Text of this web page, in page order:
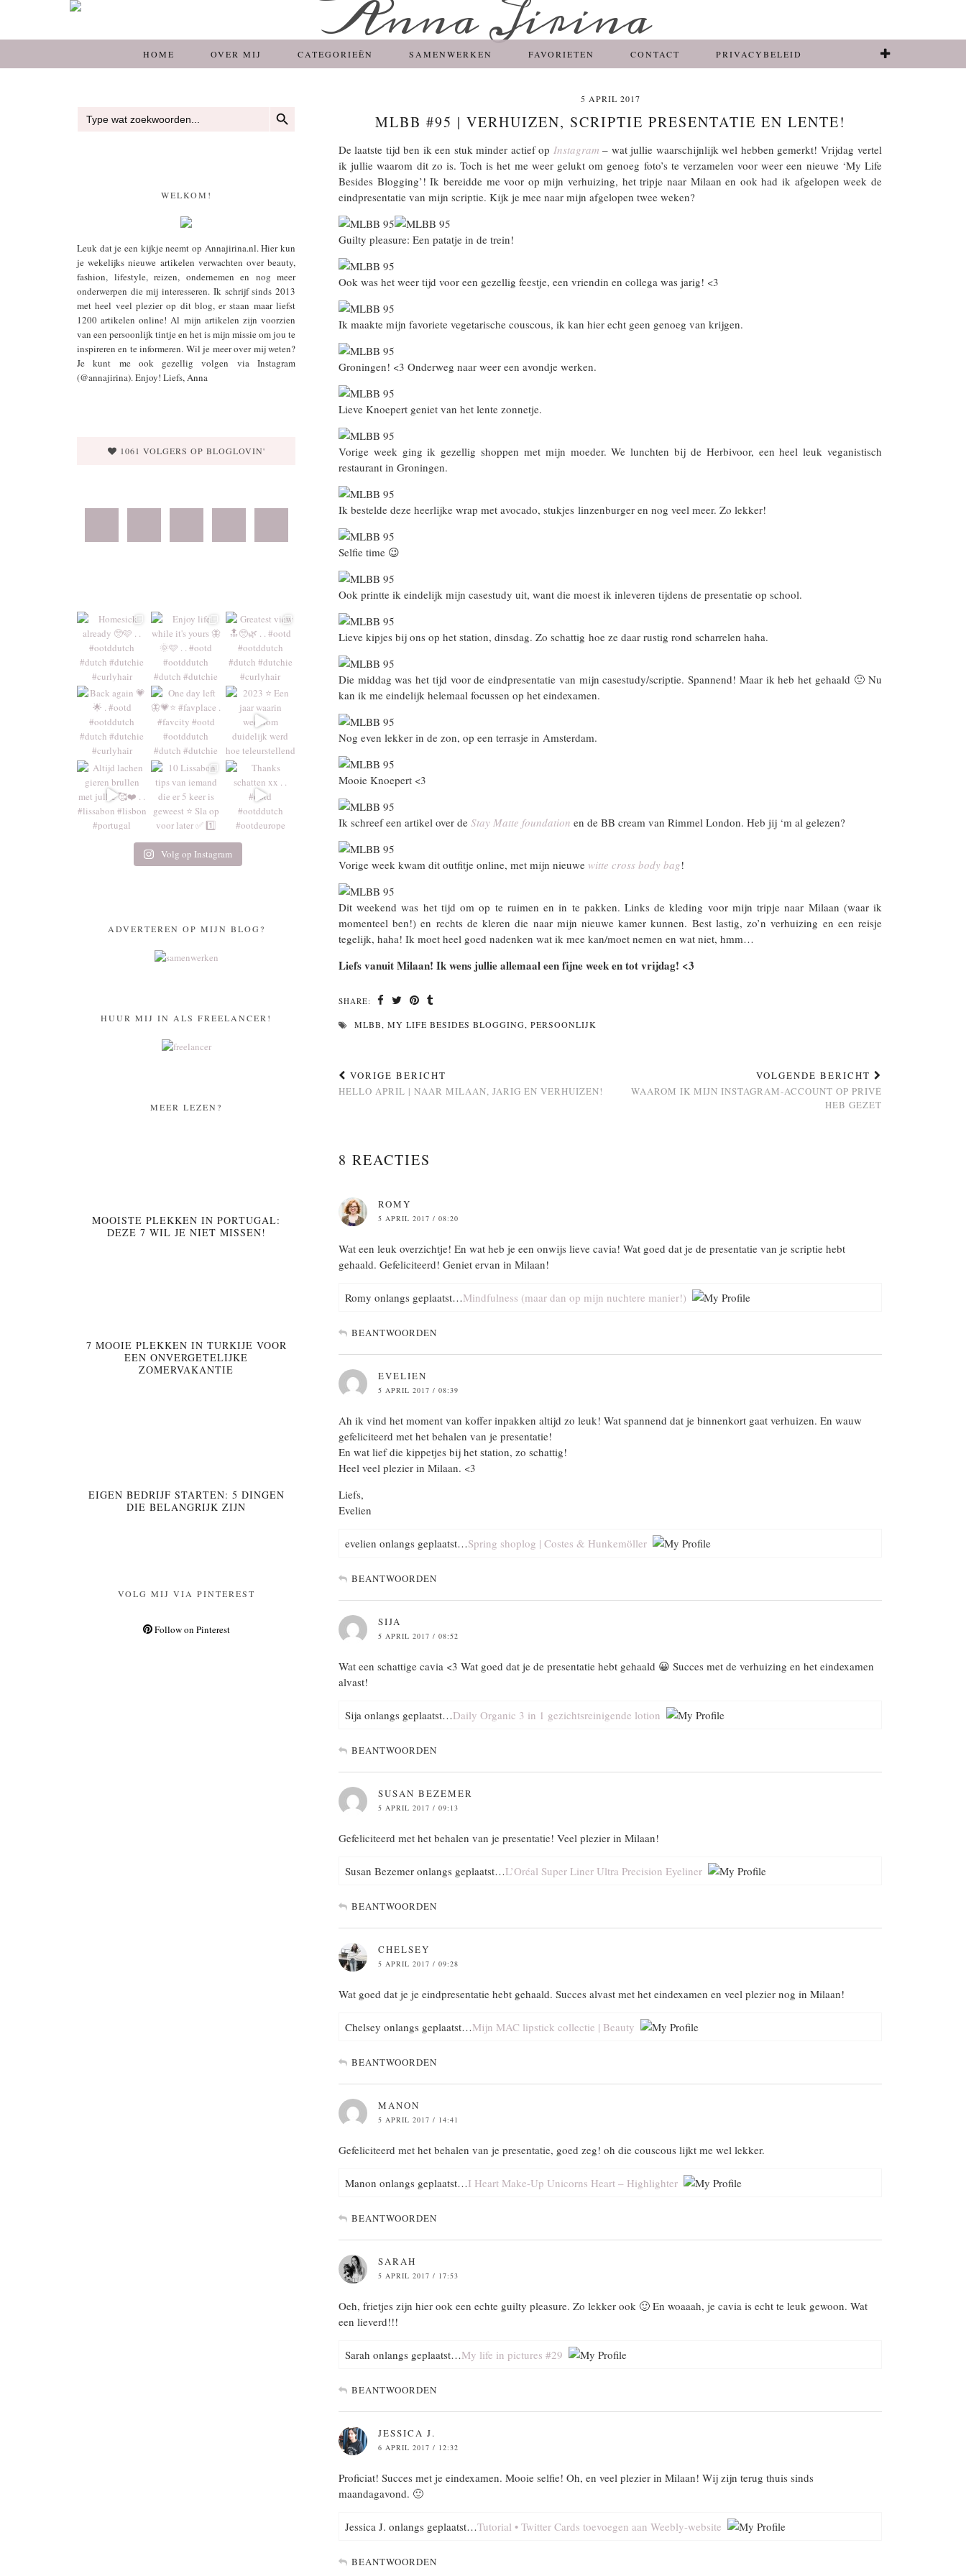
HOME OVER MIJ CATEGORIEËN SAMENWERKEN FAVORIETEN CONTACT PRIVACYBELEID
5 APRIL 2017
MLBB #95 | VERHUIZEN, SCRIPTIE PRESENTATIE EN LENTE!
De laatste tijd ben ik een stuk minder actief op Instagram – wat jullie waarschijnlijk wel hebben gemerkt! Vrijdag vertel
ik jullie waarom dit zo is. Toch is het me weer gelukt om genoeg foto’s te verzamelen voor weer een nieuwe ‘My Life
Besides Blogging’! Ik bereidde me voor op mijn verhuizing, het tripje naar Milaan en ook had ik afgelopen week de
eindpresentatie van mijn scriptie. Kijk je mee naar mijn afgelopen twee weken?
Guilty pleasure: Een patatje in de trein!
Ook was het weer tijd voor een gezellig feestje, een vriendin en collega was jarig! <3
Ik maakte mijn favoriete vegetarische couscous, ik kan hier echt geen genoeg van krijgen.
Groningen! <3 Onderweg naar weer een avondje werken.
Lieve Knoepert geniet van het lente zonnetje.
Vorige week ging ik gezellig shoppen met mijn moeder. We lunchten bij de Herbivoor, een heel leuk veganistisch
restaurant in Groningen.
Ik bestelde deze heerlijke wrap met avocado, stukjes linzenburger en nog veel meer. Zo lekker!
Selfie time 😉
Ook printte ik eindelijk mijn casestudy uit, want die moest ik inleveren tijdens de presentatie op school.
Lieve kipjes bij ons op het station, dinsdag. Zo schattig hoe ze daar rustig rond scharrelen haha.
Die middag was het tijd voor de eindpresentatie van mijn casestudy/scriptie. Spannend! Maar ik heb het gehaald 🙂 Nu
kan ik me eindelijk helemaal focussen op het eindexamen.
Nog even lekker in de zon, op een terrasje in Amsterdam.
Mooie Knoepert <3
Ik schreef een artikel over de Stay Matte foundation en de BB cream van Rimmel London. Heb jij ‘m al gelezen?
Vorige week kwam dit outfitje online, met mijn nieuwe witte cross body bag!
Dit weekend was het tijd om op te ruimen en in te pakken. Links de kleding voor mijn tripje naar Milaan (waar ik
momenteel ben!) en rechts de kleren die naar mijn nieuwe kamer kunnen. Best lastig, zo’n verhuizing en een reisje
tegelijk, haha! Ik moet heel goed nadenken wat ik mee kan/moet nemen en wat niet, hmm…
Liefs vanuit Milaan! Ik wens jullie allemaal een fijne week en tot vrijdag! <3
SHARE:
MLBB, MY LIFE BESIDES BLOGGING, PERSOONLIJK
VORIGE BERICHT
HELLO APRIL | NAAR MILAAN, JARIG EN VERHUIZEN!
VOLGENDE BERICHT
WAAROM IK MIJN INSTAGRAM-ACCOUNT OP PRIVÉ
HEB GEZET
8 REACTIES
ROMY
5 APRIL 2017 / 08:20
Wat een leuk overzichtje! En wat heb je een onwijs lieve cavia! Wat goed dat je de presentatie van je scriptie hebt
gehaald. Gefeliciteerd! Geniet ervan in Milaan!
Romy onlangs geplaatst…Mindfulness (maar dan op mijn nuchtere manier!)
BEANTWOORDEN
EVELIEN
5 APRIL 2017 / 08:39
Ah ik vind het moment van koffer inpakken altijd zo leuk! Wat spannend dat je binnenkort gaat verhuizen. En wauw
gefeliciteerd met het behalen van je presentatie!
En wat lief die kippetjes bij het station, zo schattig!
Heel veel plezier in Milaan. <3
Liefs,
Evelien
evelien onlangs geplaatst…Spring shoplog | Costes & Hunkemöller
BEANTWOORDEN
SIJA
5 APRIL 2017 / 08:52
Wat een schattige cavia <3 Wat goed dat je de presentatie hebt gehaald 😀 Succes met de verhuizing en het eindexamen
alvast!
Sija onlangs geplaatst…Daily Organic 3 in 1 gezichtsreinigende lotion
BEANTWOORDEN
SUSAN BEZEMER
5 APRIL 2017 / 09:13
Gefeliciteerd met het behalen van je presentatie! Veel plezier in Milaan!
Susan Bezemer onlangs geplaatst…L’Oréal Super Liner Ultra Precision Eyeliner
BEANTWOORDEN
CHELSEY
5 APRIL 2017 / 09:28
Wat goed dat je je eindpresentatie hebt gehaald. Succes alvast met het eindexamen en veel plezier nog in Milaan!
Chelsey onlangs geplaatst…Mijn MAC lipstick collectie | Beauty
BEANTWOORDEN
MANON
5 APRIL 2017 / 14:41
Gefeliciteerd met het behalen van je presentatie, goed zeg! oh die couscous lijkt me wel lekker.
Manon onlangs geplaatst…I Heart Make-Up Unicorns Heart – Highlighter
BEANTWOORDEN
SARAH
5 APRIL 2017 / 17:53
Oeh, frietjes zijn hier ook een echte guilty pleasure. Zo lekker ook 🙂 En woaaah, je cavia is echt te leuk gewoon. Wat
een lieverd!!!
Sarah onlangs geplaatst…My life in pictures #29
BEANTWOORDEN
JESSICA J.
6 APRIL 2017 / 12:32
Proficiat! Succes met je eindexamen. Mooie selfie! Oh, en veel plezier in Milaan! Wij zijn terug thuis sinds
maandagavond. 🙂
Jessica J. onlangs geplaatst…Tutorial • Twitter Cards toevoegen aan Weebly-website
BEANTWOORDEN
naar:
WELKOM!
Leuk dat je een kijkje neemt op Annajirina.nl. Hier kun
je wekelijks nieuwe artikelen verwachten over beauty,
fashion, lifestyle, reizen, ondernemen en nog meer
onderwerpen die mij interesseren. Ik schrijf sinds 2013
met heel veel plezier op dit blog, er staan maar liefst
1200 artikelen online! Al mijn artikelen zijn voorzien
van een persoonlijk tintje en het is mijn missie om jou te
inspireren en te informeren. Wil je meer over mij weten?
Je kunt me ook gezellig volgen via Instagram
(@annajirina). Enjoy! Liefs, Anna
1061 VOLGERS OP BLOGLOVIN'
Volg op Instagram
ADVERTEREN OP MIJN BLOG?
HUUR MIJ IN ALS FREELANCER!
MEER LEZEN?
MOOISTE PLEKKEN IN PORTUGAL:
DEZE 7 WIL JE NIET MISSEN!
7 MOOIE PLEKKEN IN TURKIJE VOOR
EEN ONVERGETELIJKE
ZOMERVAKANTIE
EIGEN BEDRIJF STARTEN: 5 DINGEN
DIE BELANGRIJK ZIJN
VOLG MIJ VIA PINTEREST
Follow on Pinterest